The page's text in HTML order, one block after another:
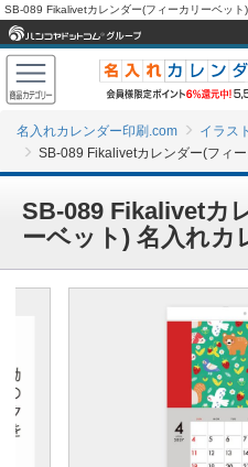
名入れカレンダー印刷.com
イラスト
SB-089 Fikalivetカレンダー(フィ
SB-089 Fikalivetカ
ーベット) 名入れカ